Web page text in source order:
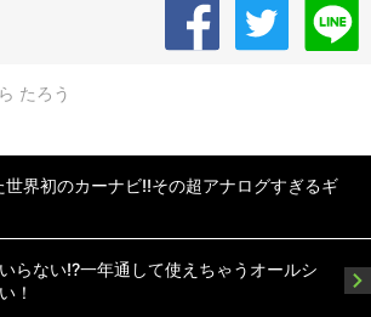
たろう
世界初のカーナビ!!その超アナログすぎるギ
らない!?一年通して使えちゃうオールシ
！